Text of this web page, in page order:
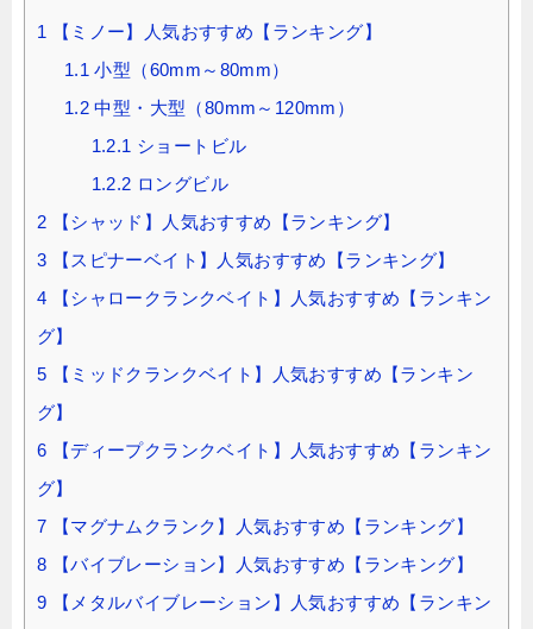
1 【ミノー】人気おすすめ【ランキング】
1.1 小型（60mm～80mm）
1.2 中型・大型（80mm～120mm）
1.2.1 ショートビル
1.2.2 ロングビル
2 【シャッド】人気おすすめ【ランキング】
3 【スピナーベイト】人気おすすめ【ランキング】
4 【シャロークランクベイト】人気おすすめ【ランキン
グ】
5 【ミッドクランクベイト】人気おすすめ【ランキン
グ】
6 【ディープクランクベイト】人気おすすめ【ランキン
グ】
7 【マグナムクランク】人気おすすめ【ランキング】
8 【バイブレーション】人気おすすめ【ランキング】
9 【メタルバイブレーション】人気おすすめ【ランキン